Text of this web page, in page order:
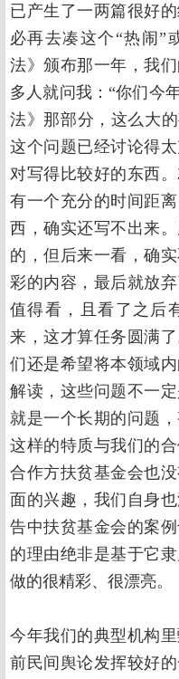
已产生了一两篇很好
必再去凑这个“热闹”
法》颁布那一年，我
多人就问我：“你们今
法》那部分，这么大
这个问题已经讨论得
对写得比较好的东西
有一个充分的时间距
西，确实还写不出来
的，但后来一看，确
彩的内容，最后就放
值得看，且看了之后
来，这才算任务圆满
们还是希望将本领域
解读，这些问题不一
就是一个长期的问题
这样的特质与我们的
合作方扶贫基金会也
面的兴趣，我们自身
告中扶贫基金会的案
的理由绝非是基于它
做的很精彩、很漂亮。
今年我们的典型机构
前民间舆论发挥较好